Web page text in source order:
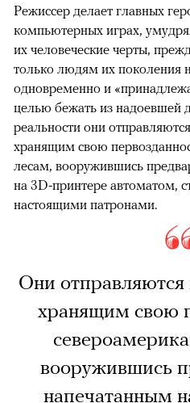
Режиссер делает главных
компьютерных играх,
их человеческие черты,
только людям их поколения
одновременно и
целью бежать из надоевшей
реальности они
хранящим свою
лесам, вооружившись
на 3D-принтере автоматом,
настоящими патронами.
Они отправляются
хранящим свою
вооружившись
напечатанным